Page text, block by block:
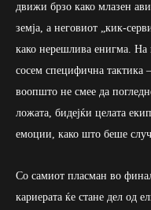
движи брзо како млазен
земја, а неговиот „кик-
како нерешлива енигма.
сосем специфична тактика
воопшто не смее да
ложата, бидејќи целата
емоции, како што беше
Со самиот пласман во
кариерата ќе стане дел од